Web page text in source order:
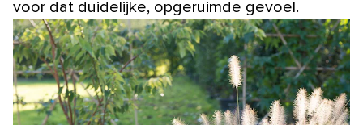
voor dat duidelijke, opgeruimde gevoel.